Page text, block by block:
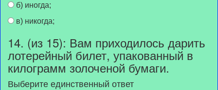
б) иногда;
в) никогда;
14. (из 15): Вам приходилось дарить
лотерейный билет, упакованный в
килограмм золоченой бумаги.
Выберите единственный ответ